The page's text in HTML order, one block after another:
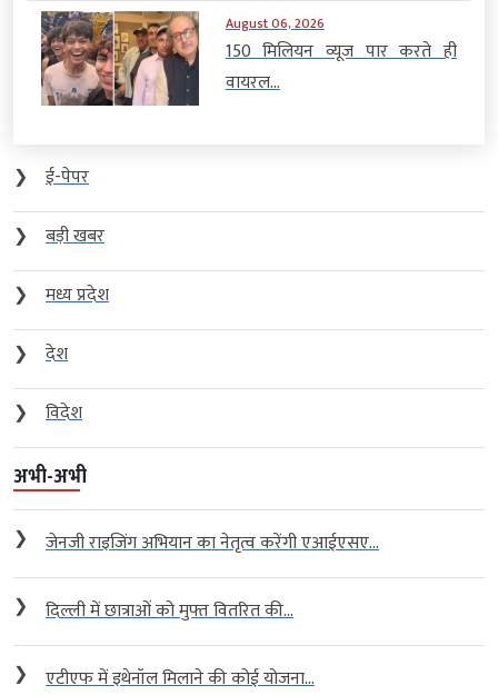
August 06, 2026
150 मिलियन व्यूज पार करते ही
वायरल...
❯
ई-पेपर
❯
बड़ी खबर
❯
मध्य प्रदेश
❯
देश
❯
विदेश
अभी-अभी
❯ जेनजी राइजिंग अभियान का नेतृत्व करेंगी एआईएसए...
❯ दिल्ली में छात्राओं को मुफ्त वितरित की...
❯ एटीएफ में इथेनॉल मिलाने की कोई योजना...